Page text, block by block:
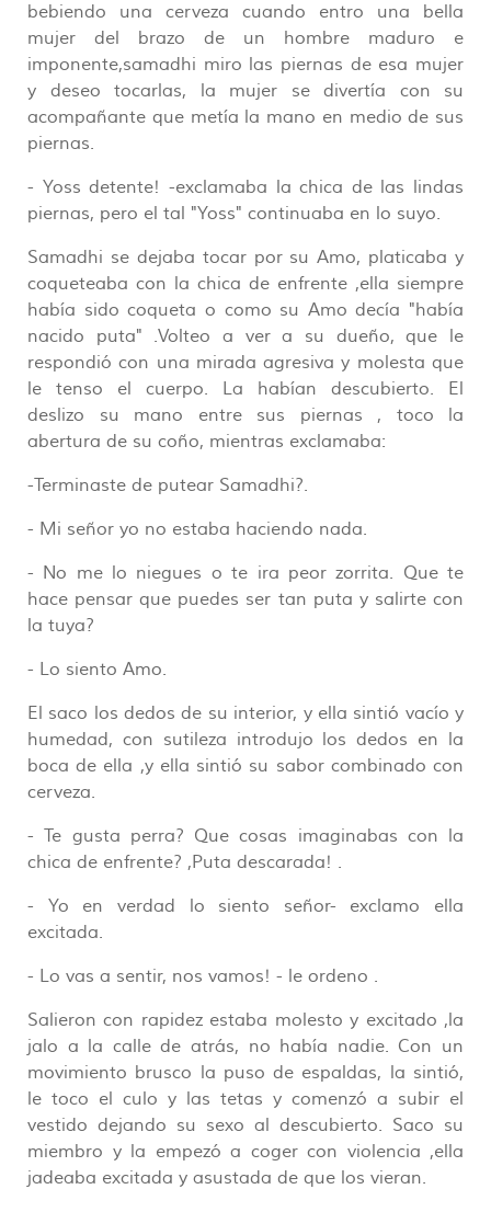
bebiendo una cerveza cuando entro una bella
mujer del brazo de un hombre maduro e
imponente,samadhi miro las piernas de esa mujer
y deseo tocarlas, la mujer se divertía con su
acompañante que metía la mano en medio de sus
piernas.
- Yoss detente! -exclamaba la chica de las lindas
piernas, pero el tal "Yoss" continuaba en lo suyo.
Samadhi se dejaba tocar por su Amo, platicaba y
coqueteaba con la chica de enfrente ,ella siempre
había sido coqueta o como su Amo decía "había
nacido puta" .Volteo a ver a su dueño, que le
respondió con una mirada agresiva y molesta que
le tenso el cuerpo. La habían descubierto. El
deslizo su mano entre sus piernas , toco la
abertura de su coño, mientras exclamaba:
-Terminaste de putear Samadhi?.
- Mi señor yo no estaba haciendo nada.
- No me lo niegues o te ira peor zorrita. Que te
hace pensar que puedes ser tan puta y salirte con
la tuya?
- Lo siento Amo.
El saco los dedos de su interior, y ella sintió vacío y
humedad, con sutileza introdujo los dedos en la
boca de ella ,y ella sintió su sabor combinado con
cerveza.
- Te gusta perra? Que cosas imaginabas con la
chica de enfrente? ,Puta descarada! .
- Yo en verdad lo siento señor- exclamo ella
excitada.
- Lo vas a sentir, nos vamos! - le ordeno .
Salieron con rapidez estaba molesto y excitado ,la
jalo a la calle de atrás, no había nadie. Con un
movimiento brusco la puso de espaldas, la sintió,
le toco el culo y las tetas y comenzó a subir el
vestido dejando su sexo al descubierto. Saco su
miembro y la empezó a coger con violencia ,ella
jadeaba excitada y asustada de que los vieran.